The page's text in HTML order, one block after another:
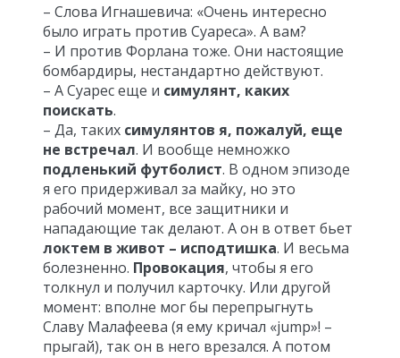
– Слова Игнашевича: «Очень интересно
было играть против Суареса». А вам?
– И против Форлана тоже. Они настоящие
бомбардиры, нестандартно действуют.
– А Суарес еще и симулянт, каких
поискать.
– Да, таких симулянтов я, пожалуй, еще
не встречал. И вообще немножко
подленький футболист. В одном эпизоде
я его придерживал за майку, но это
рабочий момент, все защитники и
нападающие так делают. А он в ответ бьет
локтем в живот – исподтишка. И весьма
болезненно. Провокация, чтобы я его
толкнул и получил карточку. Или другой
момент: вполне мог бы перепрыгнуть
Славу Малафеева (я ему кричал «jump»! –
прыгай), так он в него врезался. А потом